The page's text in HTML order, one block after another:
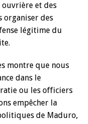
ouvrière et des
organiser des
légitime du
montre que nous
dans le
ou les officiers
empêcher la
de Maduro,